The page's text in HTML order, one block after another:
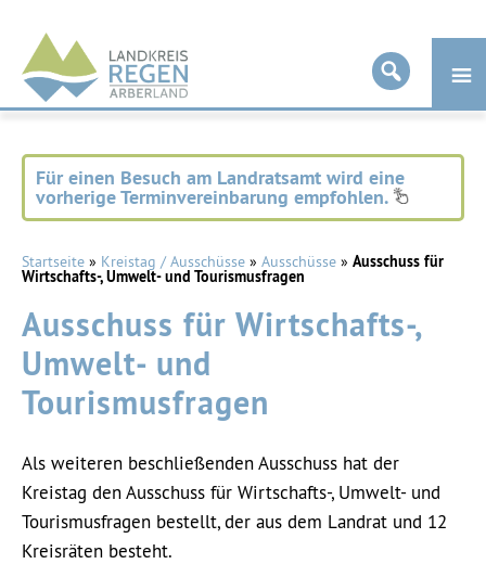
Landkreis
Regen
Für einen Besuch am Landratsamt wird eine
vorherige Terminvereinbarung empfohlen.
Startseite » Kreistag / Ausschüsse » Ausschüsse » Ausschuss für
Wirtschafts-, Umwelt- und Tourismusfragen
Ausschuss für Wirtschafts-,
Umwelt- und
Tourismusfragen
Als weiteren beschließenden Ausschuss hat der
Kreistag den Ausschuss für Wirtschafts-, Umwelt- und
Tourismusfragen bestellt, der aus dem Landrat und 12
Kreisräten besteht.